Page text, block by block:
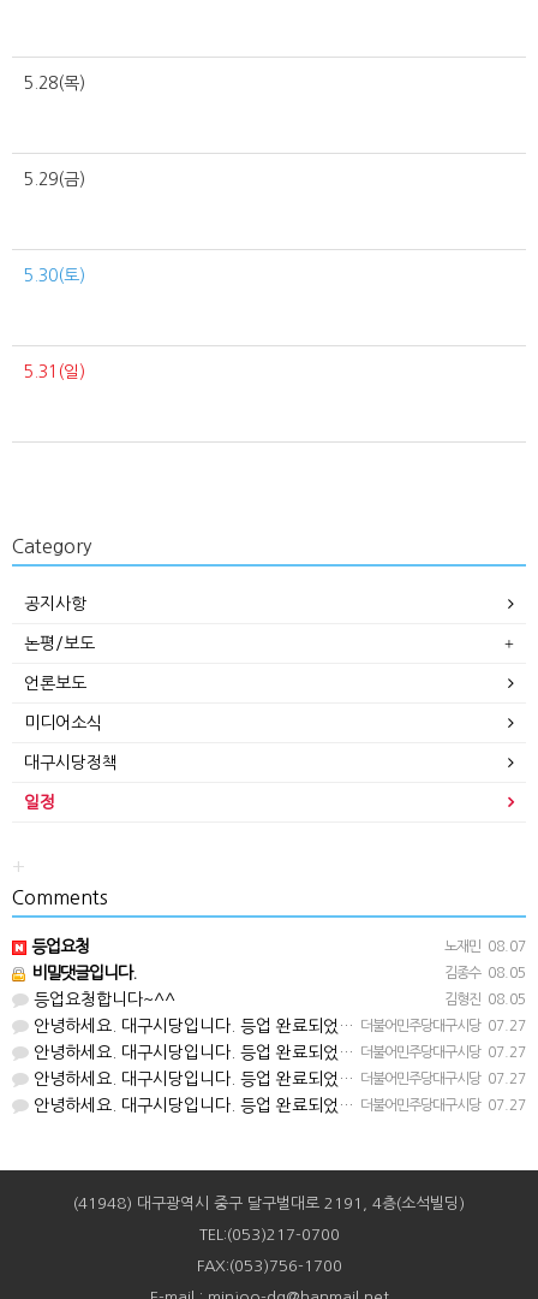
5.28(목)
5.29(금)
5.30(토)
5.31(일)
Category
공지사항
논평/보도
언론보도
미디어소식
대구시당정책
일정
+
Comments
노재민 08.07
등업요청
김종수 08.05
비밀댓글입니다.
김형진 08.05
등업요청합니다~^^
더불어민주당대구시당 07.27
안녕하세요. 대구시당입니다. 등업 완료되었습니다^^
더불어민주당대구시당 07.27
안녕하세요. 대구시당입니다. 등업 완료되었습니다^^
더불어민주당대구시당 07.27
안녕하세요. 대구시당입니다. 등업 완료되었습니다^^
더불어민주당대구시당 07.27
안녕하세요. 대구시당입니다. 등업 완료되었습니다^^
(41948) 대구광역시 중구 달구벌대로 2191, 4층(소석빌딩)
TEL:(053)217-0700
FAX:(053)756-1700